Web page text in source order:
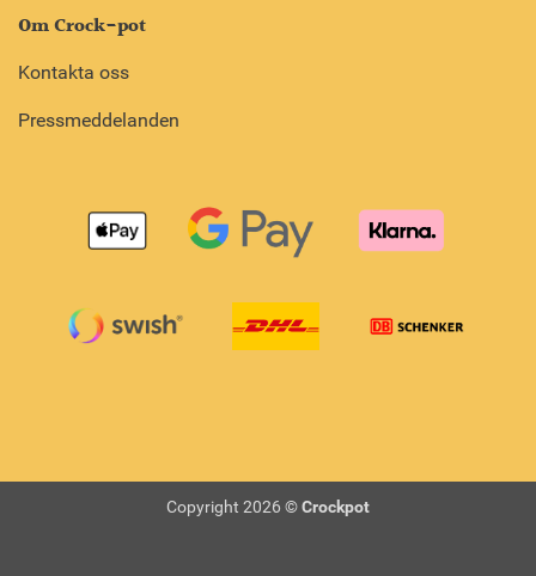
Om Crock-pot
Kontakta oss
Pressmeddelanden
Copyright 2026 ©Crockpot